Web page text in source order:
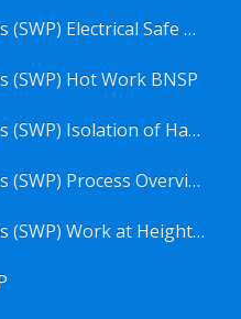
Sertifikasi Safe Work Practices (SWP) Electrical Safe Work BNSP
(SWP) Hot Work BNSP
Sertifikasi Safe Work Practices (SWP) Isolation of Hazardous Energy BNSP
Sertifikasi Safe Work Practices (SWP) Process Overview and Awareness BNSP
Sertifikasi Safe Work Practices (SWP) Work at Height BNSP